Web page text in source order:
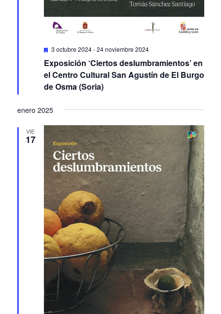
Featured
3 octubre 2024-24 noviembre 2024
Exposición ‘Ciertos deslumbramientos’ en
el Centro Cultural San Agustín de El Burgo
de Osma (Soria)
enero 2025
VIE
17